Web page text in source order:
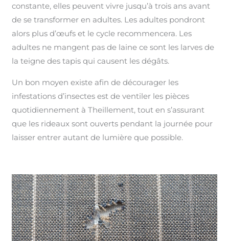
constante, elles peuvent vivre jusqu’à trois ans avant
de se transformer en adultes. Les adultes pondront
alors plus d’œufs et le cycle recommencera. Les
adultes ne mangent pas de laine ce sont les larves de
la teigne des tapis qui causent les dégâts.
Un bon moyen existe afin de décourager les
infestations d’insectes est de ventiler les pièces
quotidiennement à Theillement, tout en s’assurant
que les rideaux sont ouverts pendant la journée pour
laisser entrer autant de lumière que possible.